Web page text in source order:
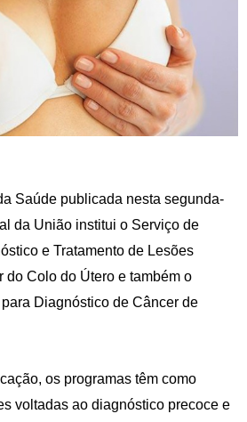
Saúde publicada nesta segunda-
da União institui o Serviço de
e Tratamento de Lesões
do Colo do Útero e também o
Diagnóstico de Câncer de
os programas têm como
voltadas ao diagnóstico precoce e